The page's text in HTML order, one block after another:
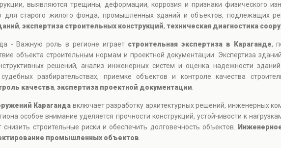
выявляются трещины, деформации, коррозия и признаки физического
для старого жилого фонда, промышленных зданий и объектов, подлежащих
, экспертиза строительных конструкций, техническая диагностика
- Важную роль в регионе играет строительная экспертиза в Караганде,
объекта строительным нормам и проектной документации. Экспертиза
решений, анализ инженерных систем и оценка надежности зданий.
разбирательствах, приемке объектов и контроле качества
качества, экспертиза проектной документации
Караганда включает разработку архитектурных решений, инженерных
особое внимание уделяется прочности конструкций, устойчивости к
строительные риски и обеспечить долговечность объектов.
промышленных объектов